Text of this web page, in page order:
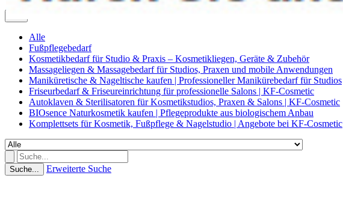
Alle
Fußpflegebedarf
Kosmetikbedarf für Studio & Praxis – Kosmetikliegen, Geräte & Zubehör
Massageliegen & Massagebedarf für Studios, Praxen und mobile Anwendungen
Maniküretische & Nageltische kaufen | Professioneller Manikürebedarf für Studios
Friseurbedarf & Friseureinrichtung für professionelle Salons | KF-Cosmetic
Autoklaven & Sterilisatoren für Kosmetikstudios, Praxen & Salons | KF-Cosmetic
BIOsence Naturkosmetik kaufen | Pflegeprodukte aus biologischem Anbau
Komplettsets für Kosmetik, Fußpflege & Nagelstudio | Angebote bei KF-Cosmetic
Suche... Erweiterte Suche